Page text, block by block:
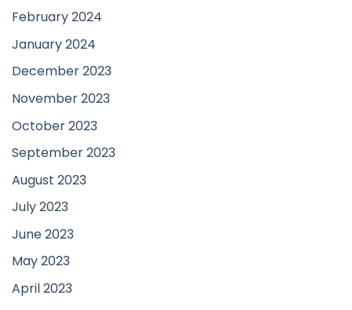
February 2024
January 2024
December 2023
November 2023
October 2023
September 2023
August 2023
July 2023
June 2023
May 2023
April 2023